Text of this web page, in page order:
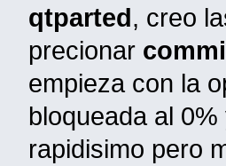
qtparted, creo
precionar
empieza con la
bloqueada al
rapidisimo pero